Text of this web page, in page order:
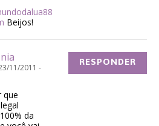
Beijos!
11/2011 -
que
da
RESPONDER